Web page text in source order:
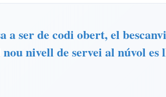
ser de codi obert, el
nivell de servei al núvol es